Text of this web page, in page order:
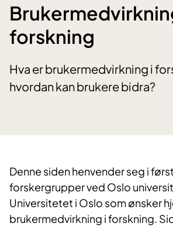
forskning
Hva er brukermedvirkning i
hvordan kan brukere bidra?
Denne siden henvender seg i
forskergrupper ved Oslo
Universitetet i Oslo som ønsker
brukermedvirkning i forskning.